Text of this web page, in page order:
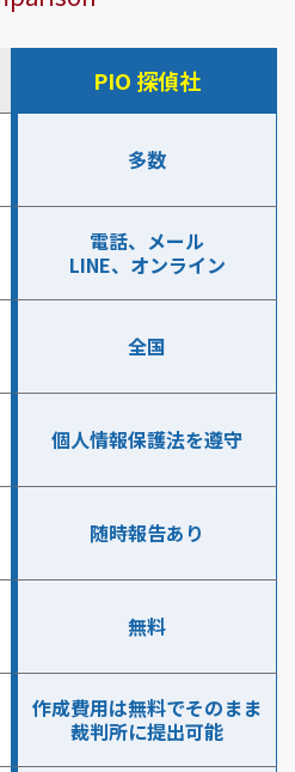
PIO 探偵社
多数
電話、メール
LINE、オンライン
全国
個人情報保護法を遵守
随時報告あり
無料
作成費用は無料でそのまま
裁判所に提出可能